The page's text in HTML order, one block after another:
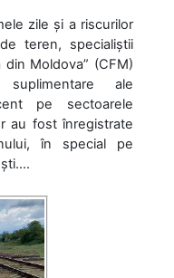
zile și a riscurilor
teren, specialiștii
Moldova” (CFM)
ale
pe sectoarele
au fost înregistrate
în special pe